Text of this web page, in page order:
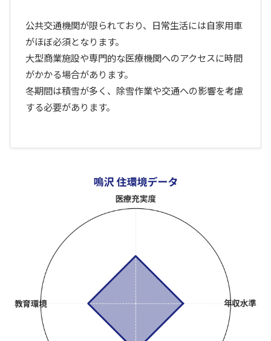
公共交通機関が限られており、日常生活には自家用車
がほぼ必須となります。
大型商業施設や専門的な医療機関へのアクセスに時間
がかかる場合があります。
冬期間は積雪が多く、除雪作業や交通への影響を考慮
する必要があります。